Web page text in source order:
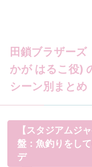
田鎖ブラザーズ
かが はるこ役)
シーン別まとめ
【スタジアムジ
盤：魚釣りをし
デ